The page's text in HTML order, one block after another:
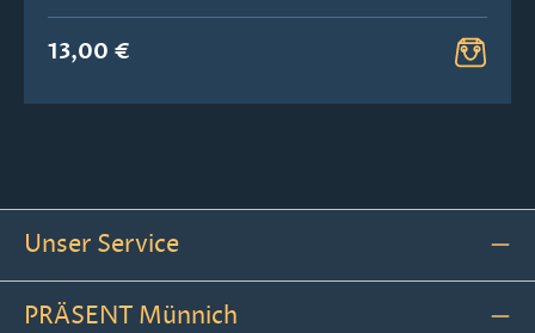
13,00 €
Unser Service
PRÄSENT Münnich